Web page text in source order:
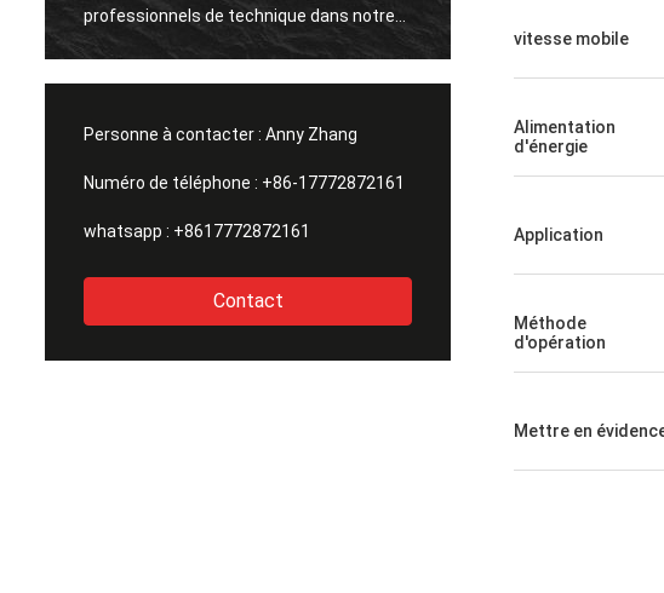
de technique dans notre
que tout la boîte va bien et
déplacé à plusieurs reprises et partage
beaucoup de choses intéressantes avec
Personne à contacter : Anny Zhang
Numéro de téléphone : +86-17772872161
whatsapp : +8617772872161
Contact
vitesse mobile
Alimentation
d'énergie
Application
Méthode
d'opération
Mettre en